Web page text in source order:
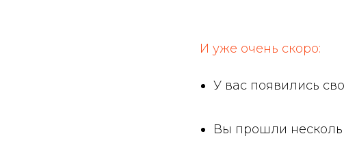
И уже очень скоро:
У вас появились
Вы прошли